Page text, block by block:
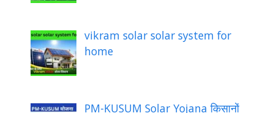
vikram solar solar system for
home
PM-KUSUM Solar Yojana किसानों